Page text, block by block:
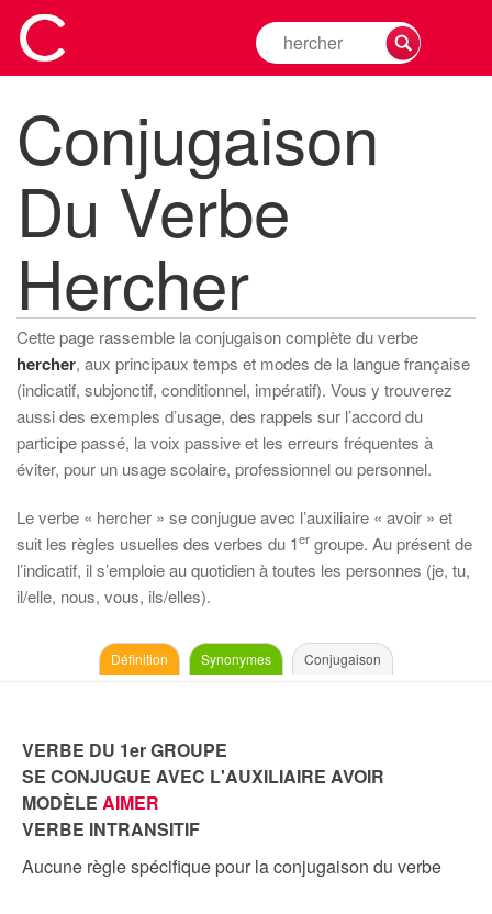
Rechercher
la
d'un
verbe
Conjugaison
Du Verbe
Hercher
Cette page rassemble la conjugaison complète du verbe
hercher, aux principaux temps et modes de la langue française
(indicatif, subjonctif, conditionnel, impératif). Vous y trouverez
aussi des exemples d’usage, des rappels sur l’accord du
participe passé, la voix passive et les erreurs fréquentes à
éviter, pour un usage scolaire, professionnel ou personnel.
Le verbe « hercher » se conjugue avec l’auxiliaire « avoir » et
suit les règles usuelles des verbes du 1er groupe. Au présent de
l’indicatif, il s’emploie au quotidien à toutes les personnes (je, tu,
il/elle, nous, vous, ils/elles).
Définition Synonymes Conjugaison
VERBE DU 1er GROUPE
SE CONJUGUE AVEC L'AUXILIAIRE AVOIR
MODÈLE AIMER
VERBE INTRANSITIF
Aucune règle spécifique pour la conjugaison du verbe